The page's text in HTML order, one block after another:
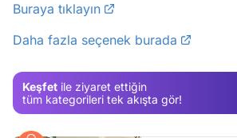
Buraya tıklayın
Daha fazla seçenek burada
Keşfet ile ziyaret ettiğin
tüm kategorileri tek akışta gör!